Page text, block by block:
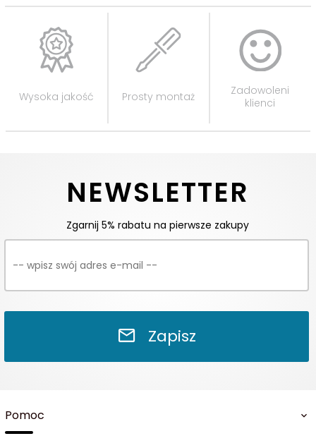
Wysoka jakość Prosty montaż
Zadowoleni
klienci
NEWSLETTER
Zgarnij 5% rabatu na pierwsze zakupy
Zapisz
Pomoc